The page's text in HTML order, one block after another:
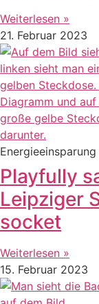
Weiterlesen »
21. Februar 2023
Energieeinsparung
Playfully
Leipziger
socket
Weiterlesen »
15. Februar 2023